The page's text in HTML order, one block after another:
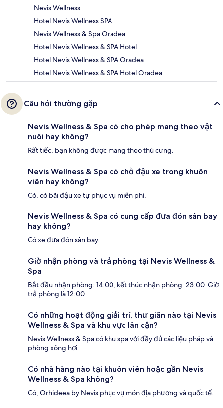
Nevis Wellness
Hotel Nevis Wellness SPA
Nevis Wellness & Spa Oradea
Hotel Nevis Wellness & SPA Hotel
Hotel Nevis Wellness & SPA Oradea
Hotel Nevis Wellness & SPA Hotel Oradea
Câu hỏi thường gặp
Nevis Wellness & Spa có cho phép mang theo vật
nuôi hay không?
Rất tiếc, bạn không được mang theo thú cưng.
Nevis Wellness & Spa có chỗ đậu xe trong khuôn
viên hay không?
Có, có bãi đậu xe tự phục vụ miễn phí.
Nevis Wellness & Spa có cung cấp đưa đón sân bay
hay không?
Có xe đưa đón sân bay.
Giờ nhận phòng và trả phòng tại Nevis Wellness &
Spa
Bắt đầu nhận phòng: 14:00; kết thúc nhận phòng: 23:00. Giờ
trả phòng là 12:00.
Có những hoạt động giải trí, thư giãn nào tại Nevis
Wellness & Spa và khu vực lân cận?
Nevis Wellness & Spa có khu spa với đầy đủ các liệu pháp và
phòng xông hơi.
Có nhà hàng nào tại khuôn viên hoặc gần Nevis
Wellness & Spa không?
Có, Orhideea by Nevis phục vụ món địa phương và quốc tế.